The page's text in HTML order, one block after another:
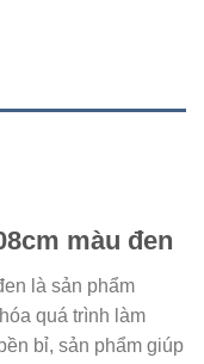
màu đen
là sản phẩm
quá trình làm
bỉ, sản phẩm giúp